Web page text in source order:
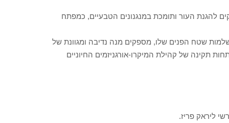
להגנת העור ותומכת במנגנונים הטבעיים, כמפתח
שטח הפנים שלו, מספקים מנה נדיבה ומגוונת של
תקינה של קהילת המיקרו-אורגניזמים החיוניים
ליראק פריז.